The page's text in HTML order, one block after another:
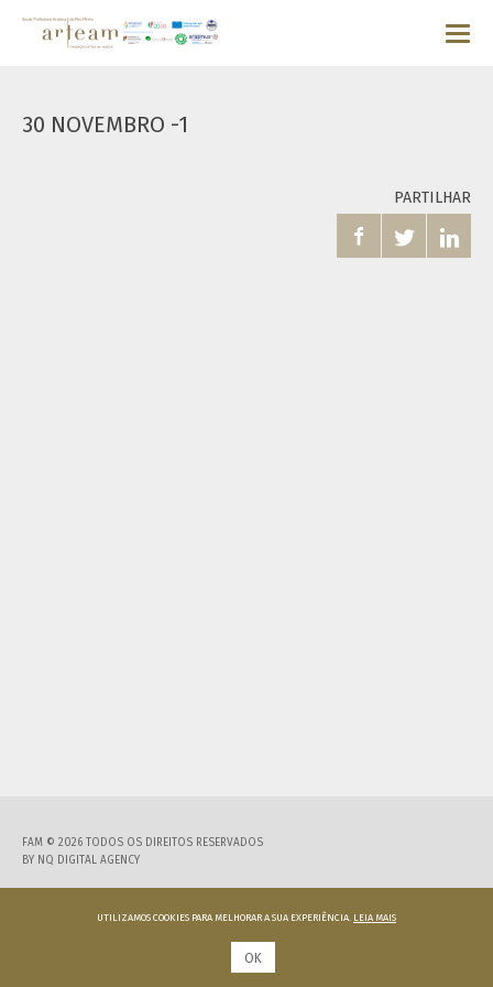
30 NOVEMBRO -1
PARTILHAR
  
FAM © 2026 TODOS OS DIREITOS RESERVADOS
BY NQ DIGITAL AGENCY
UTILIZAMOS COOKIES PARA MELHORAR A SUA EXPERIÊNCIA. LEIA MAIS
OK